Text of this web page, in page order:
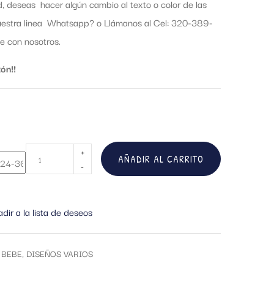
deseas hacer algún cambio al texto o color de las
linea Whatsapp?o Llámanos al Cel: 320-389-
con nosotros.
AÑADIR AL CARRITO
a la lista de deseos
, DISEÑOS VARIOS